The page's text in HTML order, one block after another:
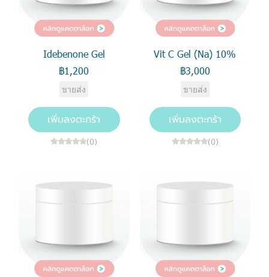
Idebenone Gel
฿1,200
ขายส่ง
เพิ่มลงตะกร้า
(0)
Vit C Gel (Na) 10%
฿3,000
ขายส่ง
เพิ่มลงตะกร้า
(0)